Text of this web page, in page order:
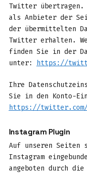
Twitter
als Anbieter der
der übermittelten
Twitter erhalten.
finden Sie in der
unter:
https://
Ihre
Sie in den Konto-
https://
Instagram Plugin
Auf unseren Seiten
Instagram
angeboten durch